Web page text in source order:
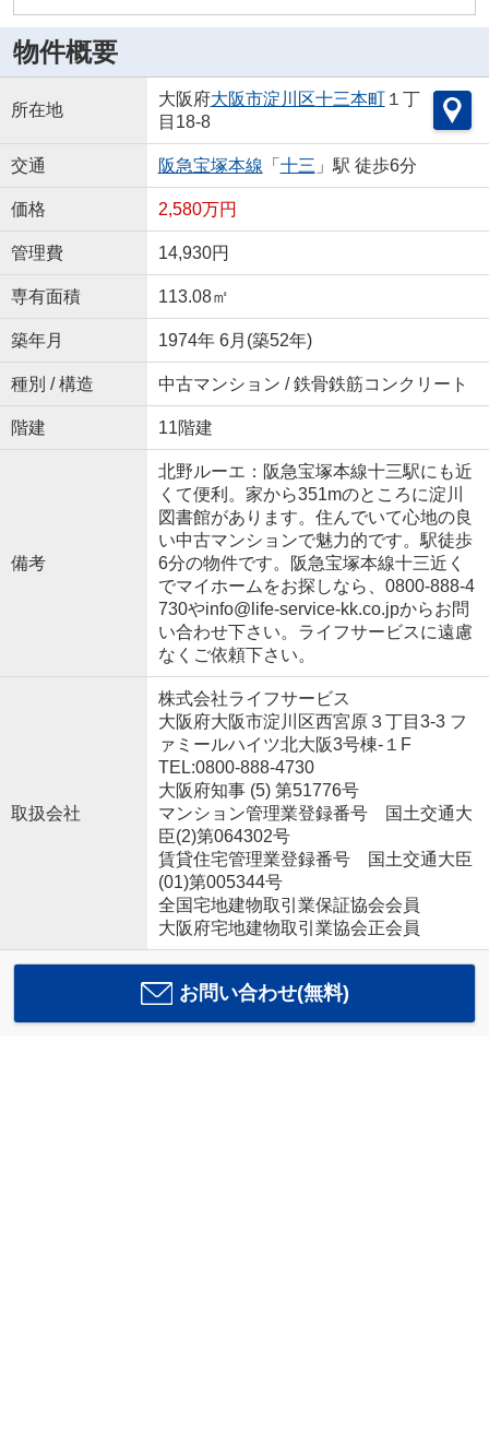
物件概要
所在地
大阪府大阪市淀川区十三本町１丁
目18-8
交通 阪急宝塚本線 「 十三 」駅 徒歩6分
価格 2,580万円
管理費 14,930円
専有面積 113.08㎡
築年月 1974年 6月(築52年)
種別 / 構造 中古マンション / 鉄骨鉄筋コンクリート
階建 11階建
備考
北野ルーエ：阪急宝塚本線十三駅にも近
くて便利。家から351mのところに淀川
図書館があります。住んでいて心地の良
い中古マンションで魅力的です。駅徒歩
6分の物件です。阪急宝塚本線十三近く
でマイホームをお探しなら、0800-888-4
730やinfo@life-service-kk.co.jpからお問
い合わせ下さい。ライフサービスに遠慮
なくご依頼下さい。
取扱会社
株式会社ライフサービス
大阪府大阪市淀川区西宮原３丁目3-3 フ
ァミールハイツ北大阪3号棟-１F
TEL:0800-888-4730
大阪府知事 (5) 第51776号
マンション管理業登録番号 国土交通大
臣(2)第064302号
賃貸住宅管理業登録番号 国土交通大臣
(01)第005344号
全国宅地建物取引業保証協会会員
大阪府宅地建物取引業協会正会員
お問い合わせ(無料)